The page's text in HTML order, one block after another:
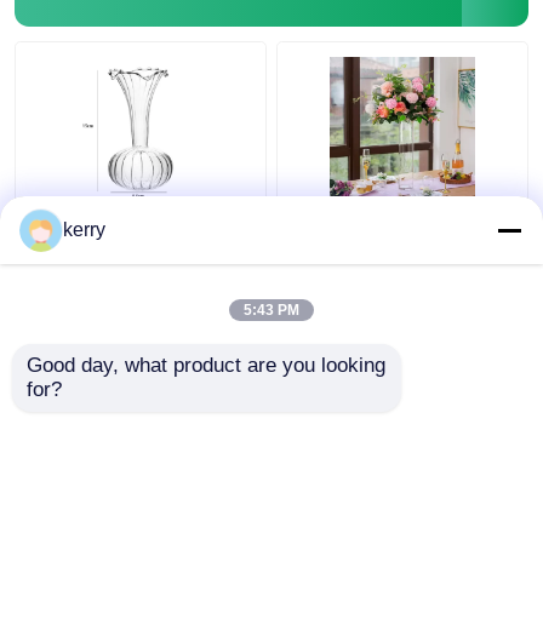
ইউরোপীয় আর্ট ডেকো ডিজাইন
স্বচ্ছ গ্লাস ভাস্কর্য টেরারিয়াম
kerry
5:43 PM
Good day, what product are you looking
for?